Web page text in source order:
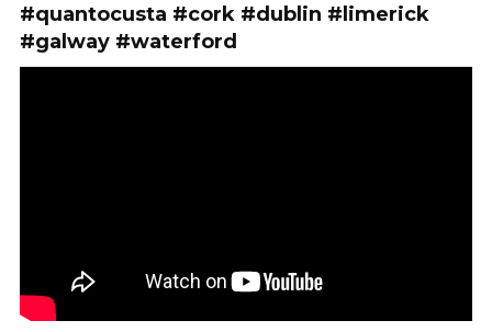
#quantocusta #cork #dublin #limerick
#galway #waterford